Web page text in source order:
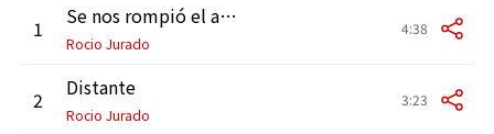
1 Se nos rompió el amor
Rocio Jurado
4:38
2 Distante
Rocio Jurado
3:23